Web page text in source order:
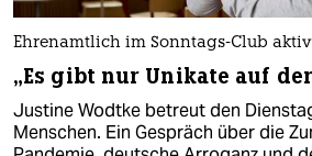
Ehrenamtlich im Sonntags-Club aktiv
„Es gibt nur Unikate auf
Justine Wodtke betreut den
Menschen. Ein Gespräch über die